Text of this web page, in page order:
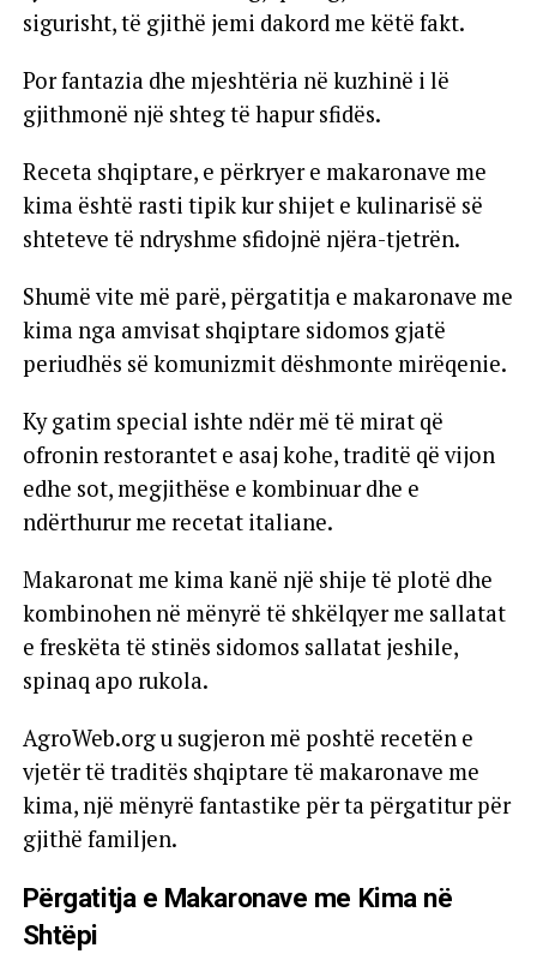
sigurisht, të gjithë jemi dakord me këtë fakt.
Por fantazia dhe mjeshtëria në kuzhinë i lë
gjithmonë një shteg të hapur sfidës.
Receta shqiptare, e përkryer e makaronave me
kima është rasti tipik kur shijet e kulinarisë së
shteteve të ndryshme sfidojnë njëra-tjetrën.
Shumë vite më parë, përgatitja e makaronave me
kima nga amvisat shqiptare sidomos gjatë
periudhës së komunizmit dëshmonte mirëqenie.
Ky gatim special ishte ndër më të mirat që
ofronin restorantet e asaj kohe, traditë që vijon
edhe sot, megjithëse e kombinuar dhe e
ndërthurur me recetat italiane.
Makaronat me kima kanë një shije të plotë dhe
kombinohen në mënyrë të shkëlqyer me sallatat
e freskëta të stinës sidomos sallatat jeshile,
spinaq apo rukola.
AgroWeb.org u sugjeron më poshtë recetën e
vjetër të traditës shqiptare të makaronave me
kima, një mënyrë fantastike për ta përgatitur për
gjithë familjen.
Përgatitja e Makaronave me Kima në
Shtëpi